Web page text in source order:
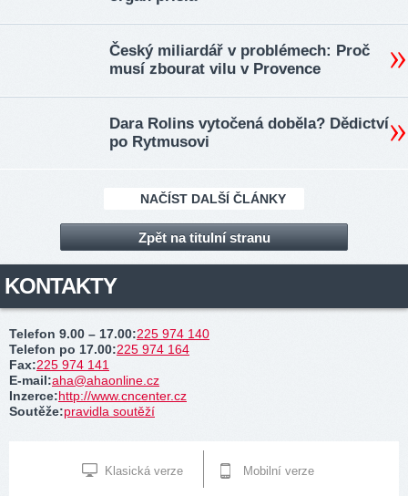
Český miliardář v problémech: Proč
musí zbourat vilu v Provence
Dara Rolins vytočená doběla? Dědictví
po Rytmusovi
NAČÍST DALŠÍ ČLÁNKY
Zpět na titulní stranu
KONTAKTY
Telefon 9.00 – 17.00:225 974 140
Telefon po 17.00:225 974 164
Fax:225 974 141
E-mail:aha@ahaonline.cz
Inzerce:http://www.cncenter.cz
Soutěže:pravidla soutěží
Klasická verze Mobilní verze